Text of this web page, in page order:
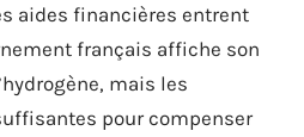
aides financières entrent
français affiche son
mais les
pour compenser